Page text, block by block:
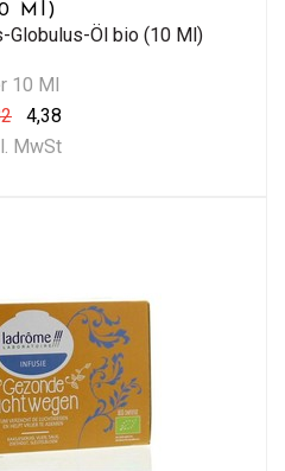
Ml)
Globulus-Öl bio (10 Ml)
10 Ml
4,38
MwSt